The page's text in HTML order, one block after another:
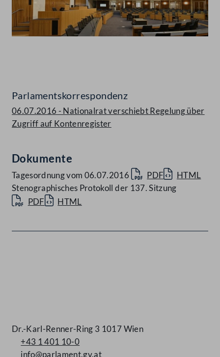
Parlamentskorrespondenz
06.07.2016 - Nationalrat verschiebt Regelung über
Zugriff auf Kontenregister
Dokumente
Tagesordnung vom 06.07.2016 PDF
HTML
Stenographisches Protokoll der 137. Sitzung
PDF
HTML
Dr.-Karl-Renner-Ring 3 1017 Wien
+43 1 401 10-0
info@parlament.gv.at